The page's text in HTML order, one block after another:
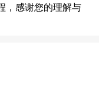
，感谢您的理解与